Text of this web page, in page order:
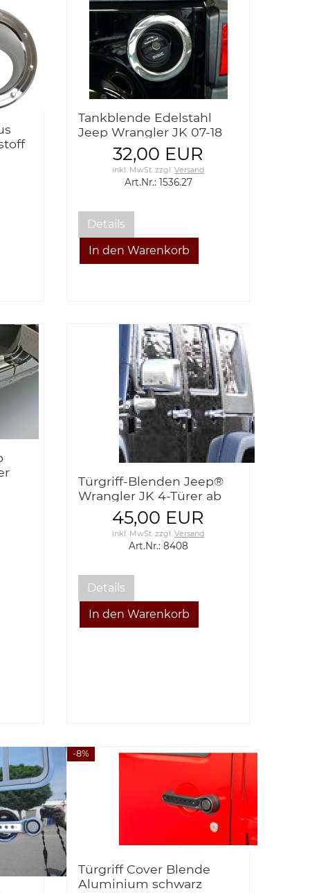
Tankblende Edelstahl
Jeep Wrangler JK 07-18
32,00 EUR
inkl. MwSt. zzgl.Versand
Art.Nr.: 1536.27
Details
Türgriff-Blenden Jeep®
Wrangler JK 4-Türer ab
2007 ABS-Spritzguss
verchromt
45,00 EUR
inkl. MwSt. zzgl.Versand
Art.Nr.: 8408
Details
-8%
Türgriff Cover Blende
Aluminium schwarz